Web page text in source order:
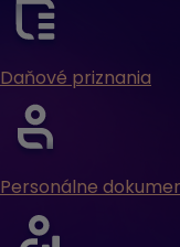
Daňové priznania
Personálne